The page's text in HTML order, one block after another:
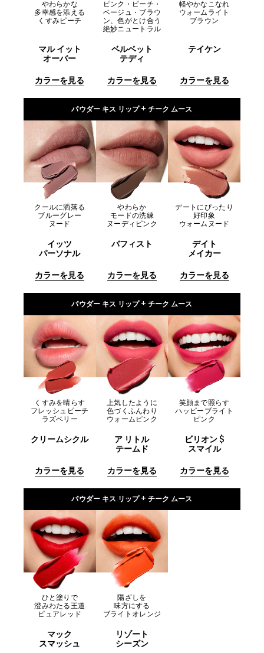
やわらかな
多幸感を添える
くすみピーチ
マル イット
オーバー
カラーを見る
ピンク・ピーチ・
ベージュ・ブラウ
ン、色がとけ合う
絶妙ニュートラル
ベルベット
テディ
カラーを見る
軽やかなこなれ
ウォームライト
ブラウン
テイケン
カラーを見る
パウダー キス リップ + チーク ムース
クールに洒落る
ブルーグレー
ヌード
イッツ
パーソナル
カラーを見る
やわらか
モードの洗練
ヌーディピンク
バフィスト
カラーを見る
デートにぴったり
好印象
ウォームヌード
デイト
メイカー
カラーを見る
パウダー キス リップ + チーク ムース
くすみを晴らす
フレッシュピーチ
ラズベリー
クリームシクル
カラーを見る
上気したように
色づくふんわり
ウォームピンク
ア リトル
テームド
カラーを見る
笑顔まで照らす
ハッピーブライト
ピンク
ビリオン $
スマイル
カラーを見る
パウダー キス リップ + チーク ムース
ひと塗りで
澄みわたる王道
ピュアレッド
マック
スマッシュ
陽ざしを
味方にする
ブライトオレンジ
リゾート
シーズン